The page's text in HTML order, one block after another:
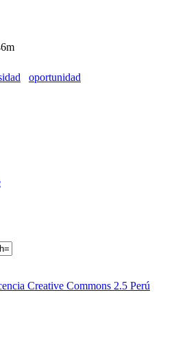
oportunidad
Creative Commons 2.5 Perú